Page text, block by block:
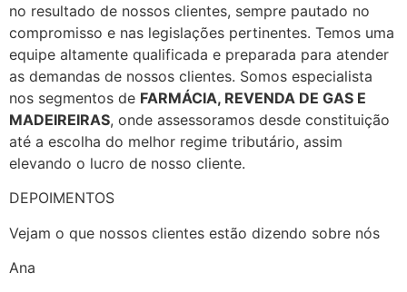
no resultado de nossos clientes, sempre pautado no
compromisso e nas legislações pertinentes. Temos uma
equipe altamente qualificada e preparada para atender
as demandas de nossos clientes. Somos especialista
nos segmentos de FARMÁCIA, REVENDA DE GAS E
MADEIREIRAS, onde assessoramos desde constituição
até a escolha do melhor regime tributário, assim
elevando o lucro de nosso cliente.
DEPOIMENTOS
Vejam o que nossos clientes estão dizendo sobre nós
Ana